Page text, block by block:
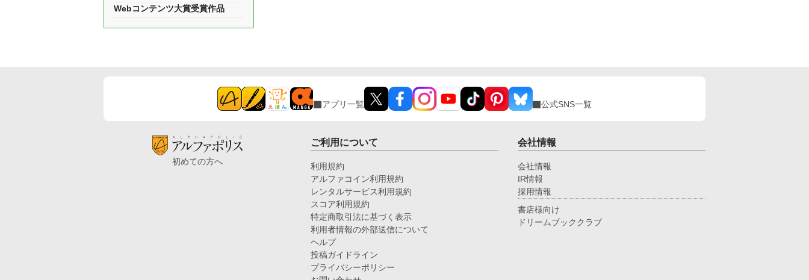
Webコンテンツ大賞受賞作品
アプリ一覧 公式SNS一覧
初めての方へ
ご利用について
利用規約
アルファコイン利用規約
レンタルサービス利用規約
スコア利用規約
特定商取引法に基づく表示
利用者情報の外部送信について
ヘルプ
投稿ガイドライン
プライバシーポリシー
会社情報
会社情報
IR情報
採用情報
書店様向け
ドリームブッククラブ